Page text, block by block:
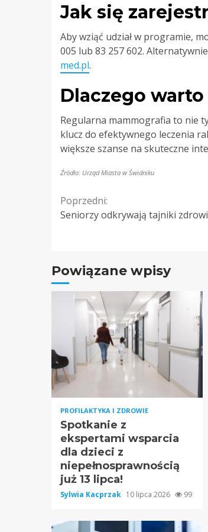
Jak się
Aby wziąć udział w programie,
005 lub 83 257 602.
med.pl.
Dlaczego
Regularna mammografia to nie
klucz do efektywnego leczenia
większe szanse na skuteczne
Źródło: Urząd Miasta w Świdniku
Continue
Reading
Poprzedni:
Seniorzy odkrywają tajniki
Powiązane wpisy
PROFILAKTYKA I ZDROWIE
Spotkanie z
ekspertami wsparcia
dla dzieci z
niepełnosprawnością
już 13 lipca!
Sylwia Kacprzak 10 lipca 2026 99